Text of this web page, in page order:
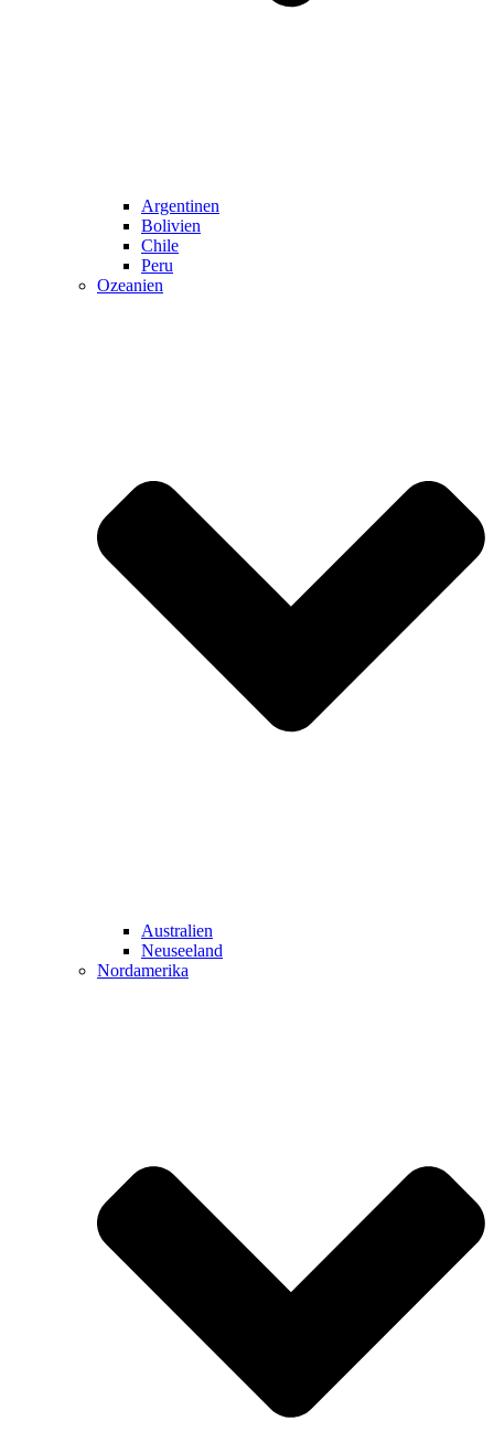
Argentinen
Bolivien
Chile
Peru
Ozeanien
Australien
Neuseeland
Nordamerika